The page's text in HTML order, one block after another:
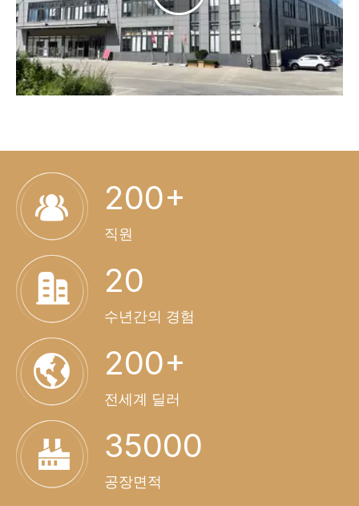
200+
직원
20
수년간의 경험
200+
전세계 딜러
35000
공장면적